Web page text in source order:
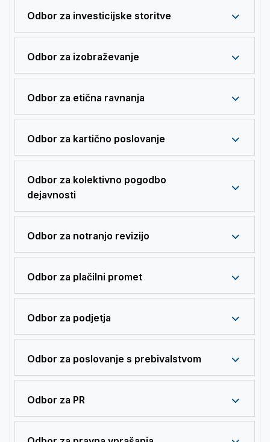
Odbor za investicijske storitve
Odbor za izobraževanje
Odbor za etična ravnanja
Odbor za kartično poslovanje
Odbor za kolektivno pogodbo
dejavnosti
Odbor za notranjo revizijo
Odbor za plačilni promet
Odbor za podjetja
Odbor za poslovanje s prebivalstvom
Odbor za PR